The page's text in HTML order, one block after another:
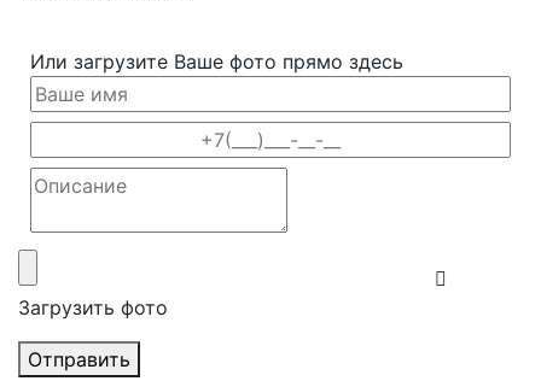
Или загрузите Ваше фото прямо здесь
Загрузить фото
Отправить